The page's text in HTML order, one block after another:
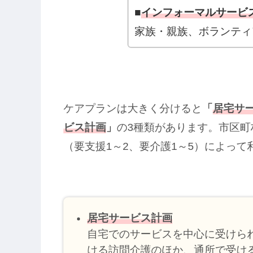
■インフォーマルサービ
家族・親族、ボランテ
ケアプランは大きく分けると 「 居宅サ
ビス計画 」 の3種類があります。市区
（要支援1～2、要介護1～5）によっ
居宅サービス計画
自宅でのサービスを中心に受け
ける訪問介護のほか、通所で受け